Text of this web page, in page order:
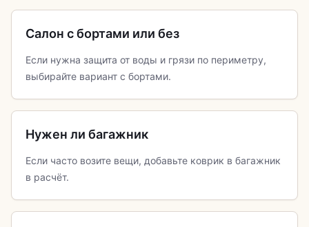
Салон с бортами или без
Если нужна защита от воды и грязи по периметру,
выбирайте вариант с бортами.
Нужен ли багажник
Если часто возите вещи, добавьте коврик в багажник
в расчёт.